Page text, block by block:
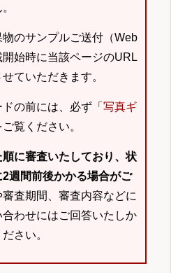
のサンプルご送付（Web
始時に当該ページのURL
ていただきます。
の前には、必ず「 写真ギ
ご覧ください。
に審査いたしており、状
週間前後かかる場合がご
査期間、審査内容などに
わせにはご回答いたしか
さい。